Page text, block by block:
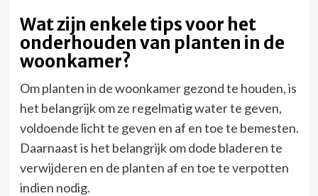
Wat zijn enkele tips voor het
onderhouden van planten in de
woonkamer?
Om planten in de woonkamer gezond te houden, is
het belangrijk om ze regelmatig water te geven,
voldoende licht te geven en af en toe te bemesten.
Daarnaast is het belangrijk om dode bladeren te
verwijderen en de planten af en toe te verpotten
indien nodig.